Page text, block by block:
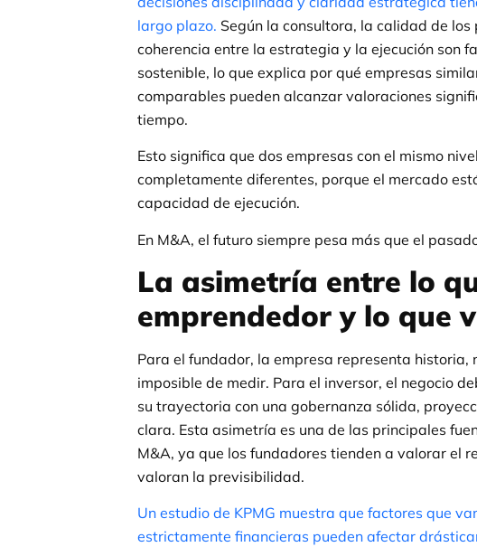
largo plazo. Según la consultora, la calidad de
coherencia entre la estrategia y la ejecución son
sostenible, lo que explica por qué empresas
comparables pueden alcanzar valoraciones
tiempo.
Esto significa que dos empresas con el mismo
completamente diferentes, porque el mercado
capacidad de ejecución.
En M&A, el futuro siempre pesa más que el
La asimetría entre lo
emprendedor y lo que
Para el fundador, la empresa representa historia,
imposible de medir. Para el inversor, el negocio
su trayectoria con una gobernanza sólida,
clara. Esta asimetría es una de las principales
M&A, ya que los fundadores tienden a valorar el
valoran la previsibilidad.
Un estudio de KPMG muestra que factores que
estrictamente financieras pueden afectar